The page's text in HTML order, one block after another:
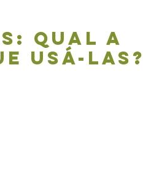
qual a
usá-las?